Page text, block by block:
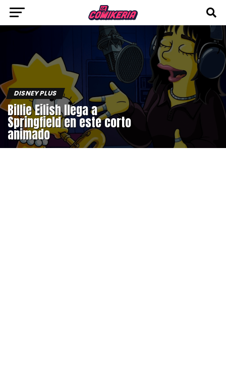
DISNEY PLUS
Billie Eilish llega a
Springfield en este corto
animado